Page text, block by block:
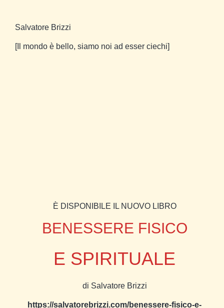
Salvatore Brizzi
[Il mondo è bello, siamo noi ad esser ciechi]
È DISPONIBILE IL NUOVO LIBRO
BENESSERE FISICO
E SPIRITUALE
di Salvatore Brizzi
https://salvatorebrizzi.com/benessere-fisico-e-